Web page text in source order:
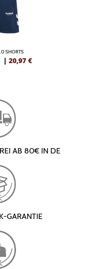
SHORTS
| 20,97 €
AB 80€ IN DE
GARANTIE